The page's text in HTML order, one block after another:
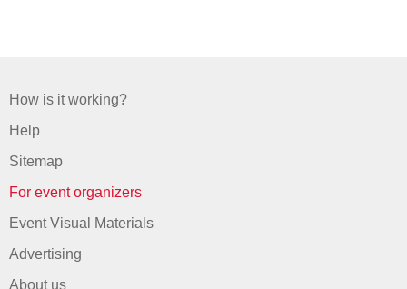
How is it working?
Help
Sitemap
For event organizers
Event Visual Materials
Advertising
About us